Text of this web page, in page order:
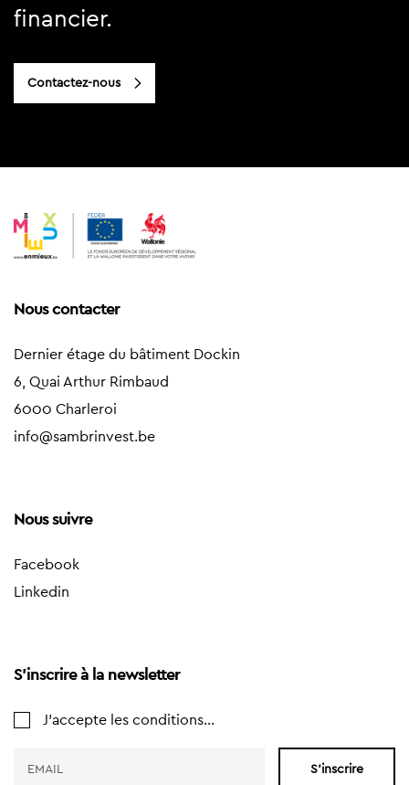
financier.
Contactez-nous
Nous contacter
Dernier étage du bâtiment Dockin
6, Quai Arthur Rimbaud
6000 Charleroi
info@sambrinvest.be
Nous suivre
Facebook
Linkedin
S'inscrire à la newsletter
J'accepte les conditions...
S'inscrire